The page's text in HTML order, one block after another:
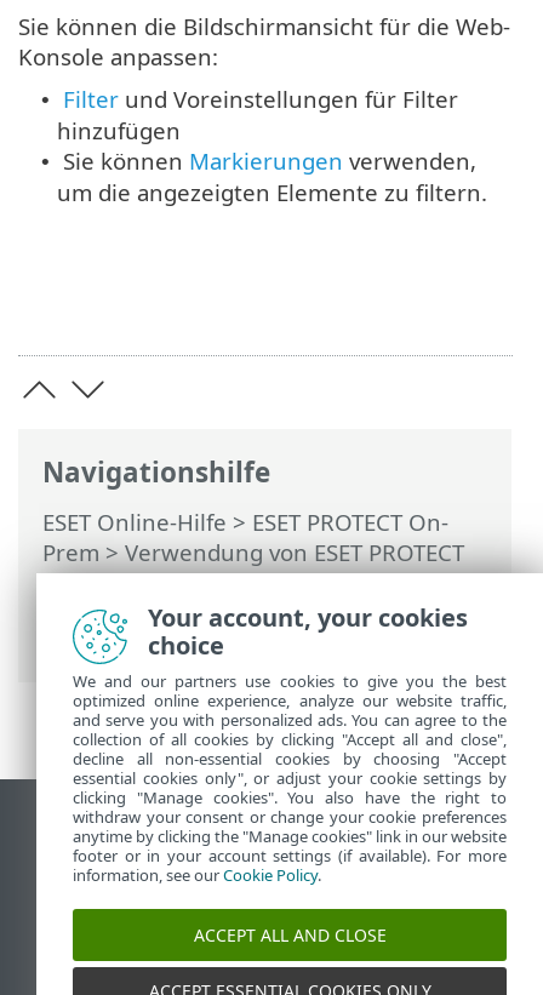
Navigationshilfe
ESET Online-Hilfe > ESET PROTECT On-
Prem>Verwendung von ESET PROTECT
On-Prem>ESET PROTECT On-Prem
Hauptmenü> Mehr >Zugriffsrechte>
Benutzer
Sie können die Bildschirmansicht für die Web-
Konsole anpassen:
• Filter und Voreinstellungen für Filter
hinzufügen
• Sie können Markierungen verwenden,
um die angezeigten Elemente zu filtern.
Desktop-Site anzeigen
End of Life
ESET Knowledgebase
ESET-Forum
ESET Status Portal
Regionaler Support
Your account, your cookies
choice
We and our partners use cookies to give you the best
optimized online experience, analyze our website traffic,
and serve you with personalized ads. You can agree to the
collection of all cookies by clicking "Accept all and close",
decline all non-essential cookies by choosing "Accept
essential cookies only", or adjust your cookie settings by
clicking "Manage cookies". You also have the right to
withdraw your consent or change your cookie preferences
anytime by clicking the "Manage cookies" link in our website
footer or in your account settings (if available). For more
information, see ourCookie Policy.
ACCEPT ALL AND CLOSE